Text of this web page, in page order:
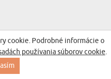
cookie. Podrobné informácie o
používania súborov cookie.